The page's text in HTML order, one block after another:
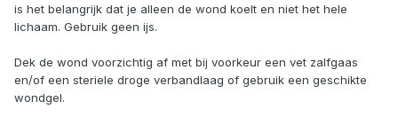
is het belangrijk dat je alleen de wond koelt en niet het hele
lichaam. Gebruik geen ijs.
Dek de wond voorzichtig af met bij voorkeur een vet zalfgaas
en/of een steriele droge verbandlaag of gebruik een geschikte
wondgel.